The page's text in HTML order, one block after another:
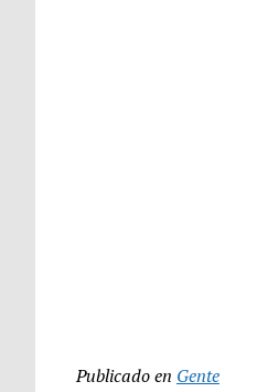
Publicado en Gente